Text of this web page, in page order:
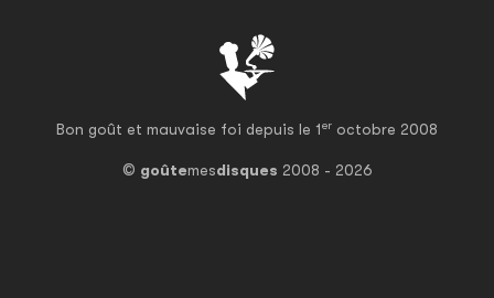
Bon goût et mauvaise foi depuis le 1er octobre 2008
© goûtemesdisques 2008 - 2026